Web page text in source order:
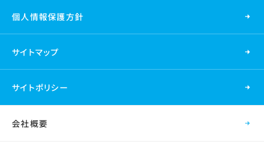
個人情報保護方針
サイトマップ
サイトポリシー
会社概要